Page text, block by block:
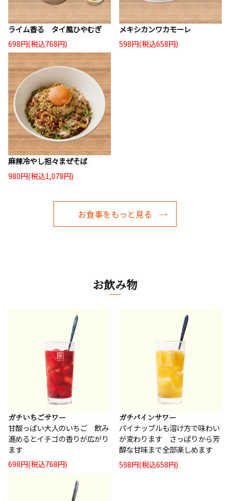
ライム香る タイ風ひやむぎ
698円(税込768円)
メキシカンワカモーレ
598円(税込658円)
麻辣冷やし担々まぜそば
980円(税込1,078円)
お食事をもっと見る
お飲み物
ガチいちごサワー
甘酸っぱい大人のいちご 飲み
進めるとイチゴの香りが広がり
ます
698円(税込768円)
ガチパインサワー
パイナップルも溶け方で味わい
が変わります さっぱりから芳
醇な甘味まで全部楽しめます
598円(税込658円)